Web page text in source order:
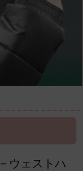
ウェストハ